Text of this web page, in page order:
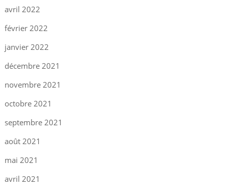
avril 2022
février 2022
janvier 2022
décembre 2021
novembre 2021
octobre 2021
septembre 2021
août 2021
mai 2021
avril 2021